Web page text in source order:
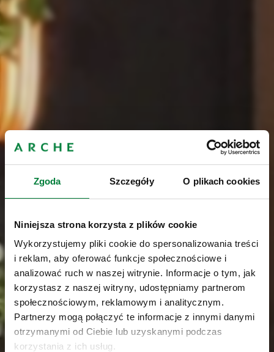
Zgoda Szczegóły O plikach cookies
Niniejsza strona korzysta z plików cookie
Wykorzystujemy pliki cookie do spersonalizowania treści
i reklam, aby oferować funkcje społecznościowe i
analizować ruch w naszej witrynie. Informacje o tym, jak
korzystasz z naszej witryny, udostępniamy partnerom
społecznościowym, reklamowym i analitycznym.
Partnerzy mogą połączyć te informacje z innymi danymi
otrzymanymi od Ciebie lub uzyskanymi podczas
korzystania z ich usług.